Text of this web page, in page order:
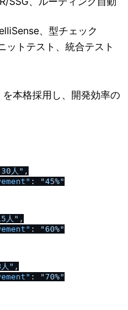
、型チェック
ットテスト、統合テスト
本格採用し、開発効率の
人" ,
:
"45%"
人" ,
:
"60%"
" ,
:
"70%"